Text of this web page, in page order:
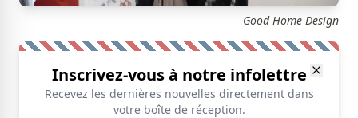
Good Home Design
Inscrivez-vous à notre infolettre
Recevez les dernières nouvelles directement dans
votre boîte de réception.